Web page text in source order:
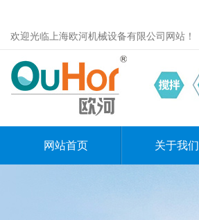
欢迎光临上海欧河机械设备有限公司网站！
网站首页 关于我们